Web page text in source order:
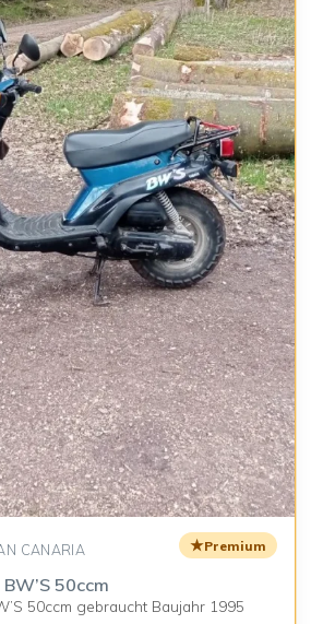
CANARIA ★Premium
50ccm
50ccm gebraucht Baujahr 1995